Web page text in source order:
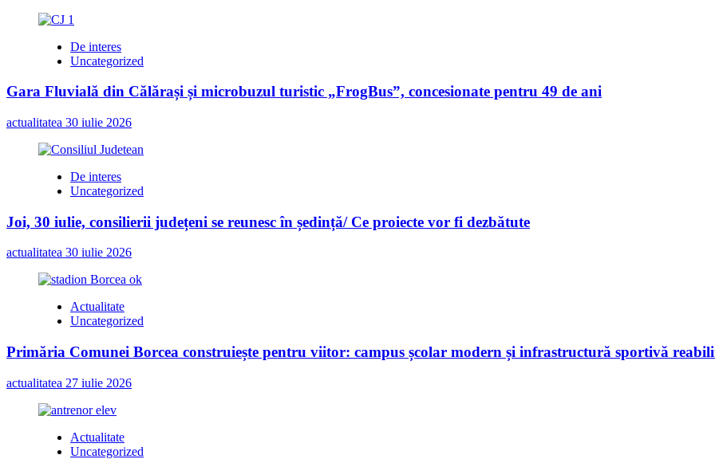
De interes
Uncategorized
Gara Fluvială din Călărași și microbuzul turistic „FrogBus”, concesionate pentru 49 de ani
actualitatea 30 iulie 2026
De interes
Uncategorized
Joi, 30 iulie, consilierii județeni se reunesc în ședință/ Ce proiecte vor fi dezbătute
actualitatea 30 iulie 2026
Actualitate
Uncategorized
Primăria Comunei Borcea construiește pentru viitor: campus școlar modern și infrastructură sportivă
actualitatea 27 iulie 2026
Actualitate
Uncategorized